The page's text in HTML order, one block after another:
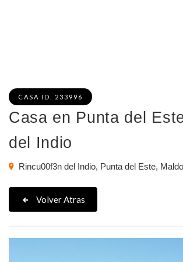
CASA ID. 233996
Casa en Punta del
del Indio
Rincu00f3n del Indio, Punta del Este,
Volver Atras